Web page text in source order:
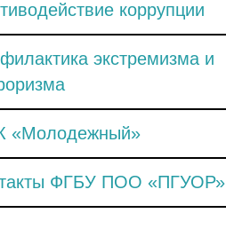
коррупции
экстремизма и
«Молодежный»
ФГБУ ПОО «ПГУОР»